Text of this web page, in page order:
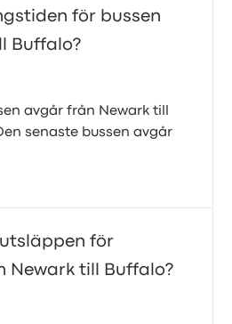
för bussen
Buffalo?
avgår från Newark till
senaste bussen avgår
för
Newark till Buffalo?